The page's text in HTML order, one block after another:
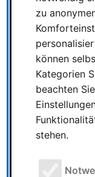
2012 |
Lesezeit: 2
übernimmt
zu
können
Kategorien
beachten
stehen.